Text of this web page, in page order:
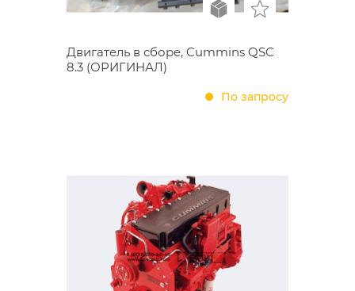
Двигатель в сборе, Cummins QSC
8.3 (ОРИГИНАЛ)
По запросу